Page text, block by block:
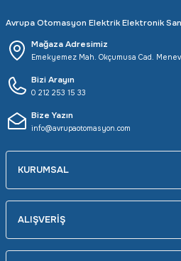
Avrupa Otomasyon Elektrik Elektronik
Mağaza Adresimiz
Emekyemez Mah. Okçumusa Cad.
Bizi Arayın
0 212 253 15 33
Bize Yazın
info@avrupaotomasyon.com
KURUMSAL
ALIŞVERİŞ